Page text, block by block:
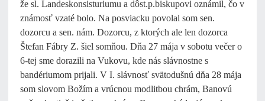
že sl. Landeskonsisturiumu a dôst.p.biskupovi oznámil, čo v
známosť vzaté bolo. Na posviacku povolal som sen.
dozorcu a sen. nám. Dozorcu, z ktorých ale len dozorca
Štefan Fábry Z. šiel somňou. Dňa 27 mája v sobotu večer o
6-tej sme dorazili na Vukovu, kde nás slávnostne s
bandériumom prijali. V I. slávnosť svätodušnú dňa 28 mája
som slovom Božím a vrúcnou modlitbou chrám, Banovú